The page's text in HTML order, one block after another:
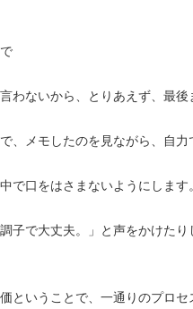
わないから、とりあえず、最後
、メモしたのを見ながら、自力
で口をはさまないようにします。
子で大丈夫。」と声をかけたり
ということで、一通りのプロセ